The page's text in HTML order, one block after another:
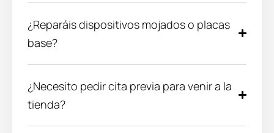
¿Reparáis dispositivos mojados o placas
base?
¿Necesito pedir cita previa para venir a la
tienda?